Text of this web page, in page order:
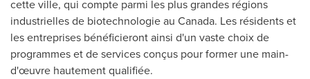
cette ville, qui compte parmi les plus grandes régions
industrielles de biotechnologie au Canada. Les résidents et
les entreprises bénéficieront ainsi d'un vaste choix de
programmes et de services conçus pour former une main-
d'œuvre hautement qualifiée.